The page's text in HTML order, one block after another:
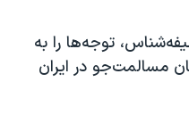
توجه‌ها را به
مسالمت‌جو در ایران